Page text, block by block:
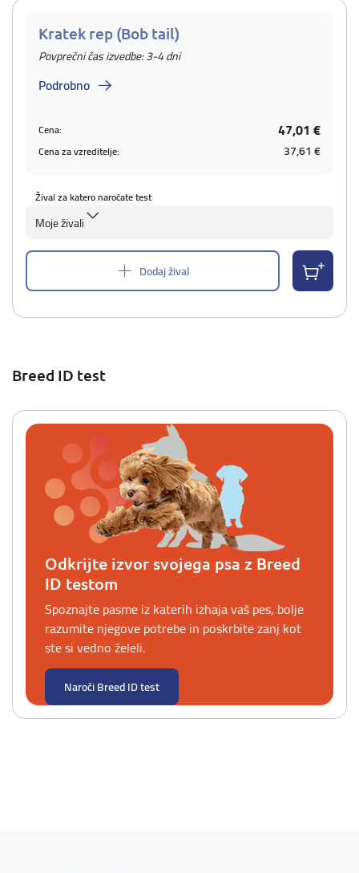
Kratek rep (Bob tail)
Povprečni čas izvedbe: 3-4 dni
Podrobno
Cena: 47,01 €
Cena za vzreditelje: 37,61 €
Žival za katero naročate test
Moje živali
Dodaj žival
Breed ID test
Odkrijte izvor svojega psa z Breed
ID testom
Spoznajte pasme iz katerih izhaja vaš pes, bolje
razumite njegove potrebe in poskrbite zanj kot
ste si vedno želeli.
Naroči Breed ID test